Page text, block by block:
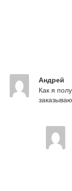
Андрей
Как я